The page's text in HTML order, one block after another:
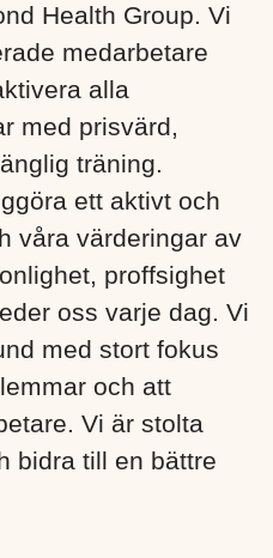
Health Group. Vi
medarbetare
alla
med prisvärd,
träning.
ett aktivt och
våra värderingar av
proffsighet
oss varje dag. Vi
med stort fokus
och att
Vi är stolta
bidra till en bättre